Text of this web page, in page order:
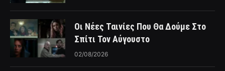
Οι Νέες Ταινίες Που Θα Δούμε Στο
Σπίτι Τον Αύγουστο
02/08/2026